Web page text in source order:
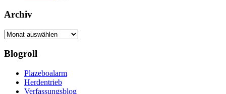
Archiv
Archiv
Blogroll
Plazeboalarm
Herdentrieb
Verfassungsblog